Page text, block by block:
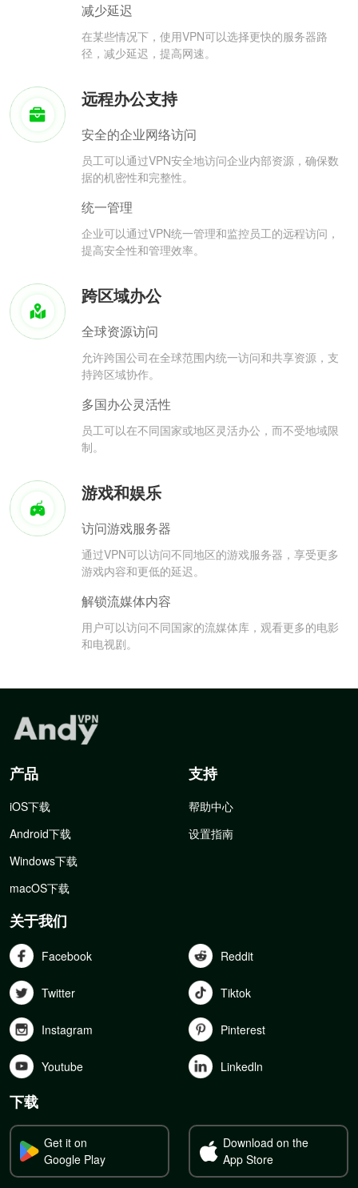
减少延迟
在某些情况下，使用VPN可以选择更快的服务器路
径，减少延迟，提高网速。
远程办公支持
安全的企业网络访问
员工可以通过VPN安全地访问企业内部资源，确保数
据的机密性和完整性。
统一管理
企业可以通过VPN统一管理和监控员工的远程访问，
提高安全性和管理效率。
跨区域办公
全球资源访问
允许跨国公司在全球范围内统一访问和共享资源，支
持跨区域协作。
多国办公灵活性
员工可以在不同国家或地区灵活办公，而不受地域限
制。
游戏和娱乐
访问游戏服务器
通过VPN可以访问不同地区的游戏服务器，享受更多
游戏内容和更低的延迟。
解锁流媒体内容
用户可以访问不同国家的流媒体库，观看更多的电影
和电视剧。
产品
iOS下载
Android下载
Windows下载
macOS下载
支持
帮助中心
设置指南
关于我们
Facebook Reddit
Twitter Tiktok
Instagram Pinterest
Youtube Linkedln
下载
Get it on
Google Play
Download on the
App Store